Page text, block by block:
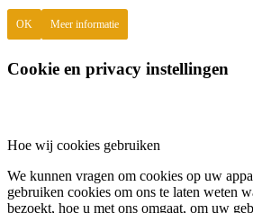
OK Meer informatie
Cookie en privacy instellingen
Hoe wij cookies gebruiken
We kunnen vragen om cookies op uw
gebruiken cookies om ons te laten weten
bezoekt, hoe u met ons omgaat, om uw